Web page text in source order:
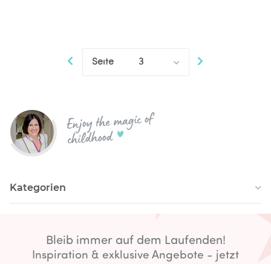
Seite 3
Enjoy the magic of
childhood
Kategorien
Bleib immer auf dem Laufenden!
Inspiration & exklusive Angebote - jetzt